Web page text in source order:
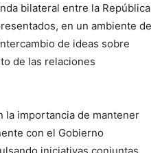
bilateral entre la República
en un ambiente de
de ideas sobre
de las relaciones
la importancia de mantener
con el Gobierno